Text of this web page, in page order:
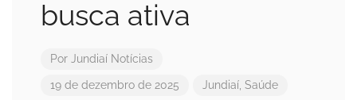
busca ativa
Por Jundiaí Notícias
19 de dezembro de 2025 Jundiaí, Saúde